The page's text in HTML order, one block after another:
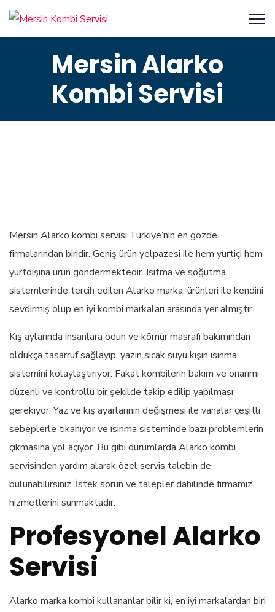
Mersin Alarko
Kombi Servisi
Mersin Alarko kombi servisi Türkiye’nin en gözde
firmalarından biridir. Geniş ürün yelpazesi ile hem yurtiçi hem
yurtdışına ürün göndermektedir. Isıtma ve soğutma
sistemlerinde tercih edilen Alarko marka, ürünleri ile kendini
sevdirmiş olup en iyi kombi markaları arasında yer almıştır.
Kış aylarında insanlara odun ve kömür masrafı bakımından
oldukça tasarruf sağlayıp, yazın sıcak suyu kışın ısınma
sistemini kolaylaştırıyor. Fakat kombilerin bakım ve onarımı
düzenli ve kontrollü bir şekilde takip edilip yapılması
gerekiyor. Yaz ve kış ayarlarının değişmesi ile vanalar çeşitli
sebeplerle tıkanıyor ve ısınma sisteminde bazı problemlerin
çıkmasına yol açıyor. Bu gibi durumlarda Alarko kombi
servisinden yardım alarak özel servis talebin de
bulunabilirsiniz. İstek sorun ve talepler dahilinde firmamız
hizmetlerini sunmaktadır.
Profesyonel Alarko
Servisi
Alarko marka kombi kullananlar bilir ki, en iyi markalardan biri